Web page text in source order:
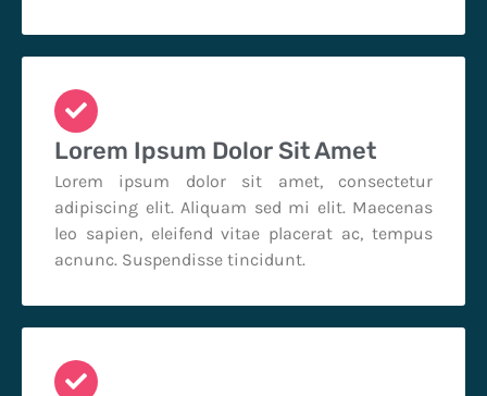
Lorem Ipsum Dolor Sit Amet
Lorem ipsum dolor sit amet, consectetur
adipiscing elit. Aliquam sed mi elit. Maecenas
leo sapien, eleifend vitae placerat ac, tempus
acnunc. Suspendisse tincidunt.